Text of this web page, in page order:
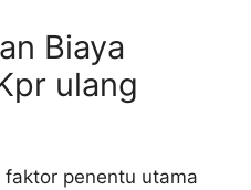
Biaya
ulang
penentu utama